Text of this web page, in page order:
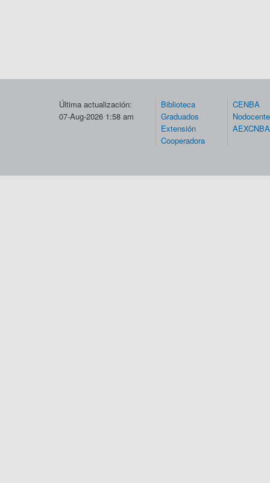
Última actualización:
07-Aug-2026 1:58 am
Biblioteca
Graduados
Extensión
Cooperadora
CENBA
AEXCNBA